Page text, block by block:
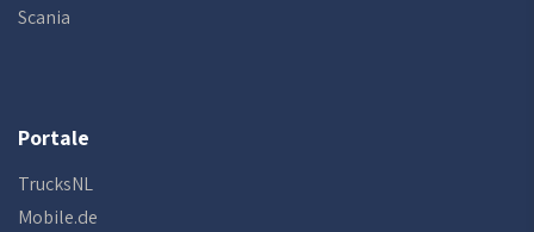
Scania
Portale
TrucksNL
Mobile.de